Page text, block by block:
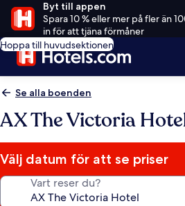
Byt till appen
Spara 10 % eller mer på fler än
in för att tjäna förmåner
Hoppa till huvudsektionen
Se alla boenden
AX The Victoria
Välj datum för att se priser
Vart reser du?